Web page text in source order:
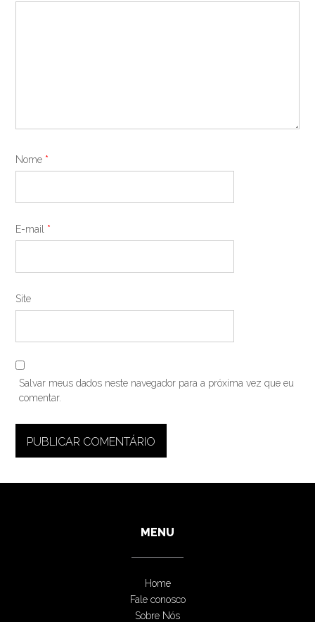
Nome *
E-mail *
Site
Salvar meus dados neste navegador para a próxima vez que eu
comentar.
MENU
Home
Fale conosco
Sobre Nós